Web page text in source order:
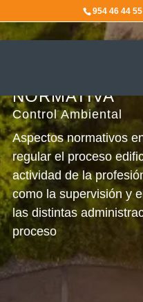
954 46 44 55
Control Ambiental